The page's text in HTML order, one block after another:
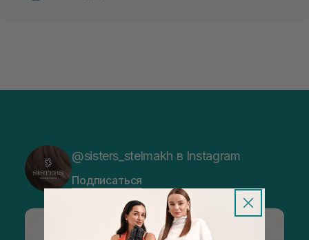
@sisters_stelmakh в Instagram
Подписаться